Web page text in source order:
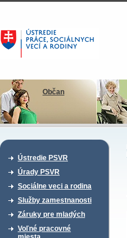
Občan
Ústredie PSVR
Úrady PSVR
Sociálne veci a rodina
Služby zamestnanosti
Záruky pre mladých
Voľné pracovné